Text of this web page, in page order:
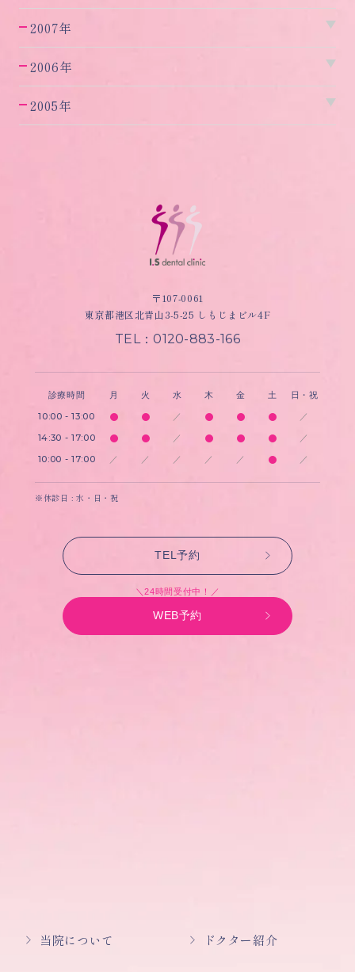
2007年
2006年
2005年
〒107-0061
東京都港区北青山3-5-25 しもじまビル4F
TEL：0120-883-166
診療時間 月 火 水 木 金 土 日・祝
10:00 - 13:00 ／ ／
14:30 - 17:00 ／ ／
10:00 - 17:00 ／ ／ ／ ／ ／ ／
※休診日 : 水・日・祝
TEL予約
＼24時間受付中！／
WEB予約
当院について ドクター紹介